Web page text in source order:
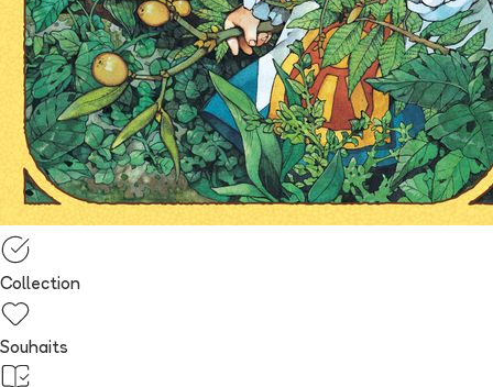
Collection
Souhaits